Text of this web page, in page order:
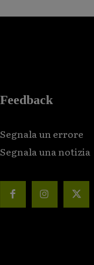
Feedback
Segnala un errore
Segnala una notizia